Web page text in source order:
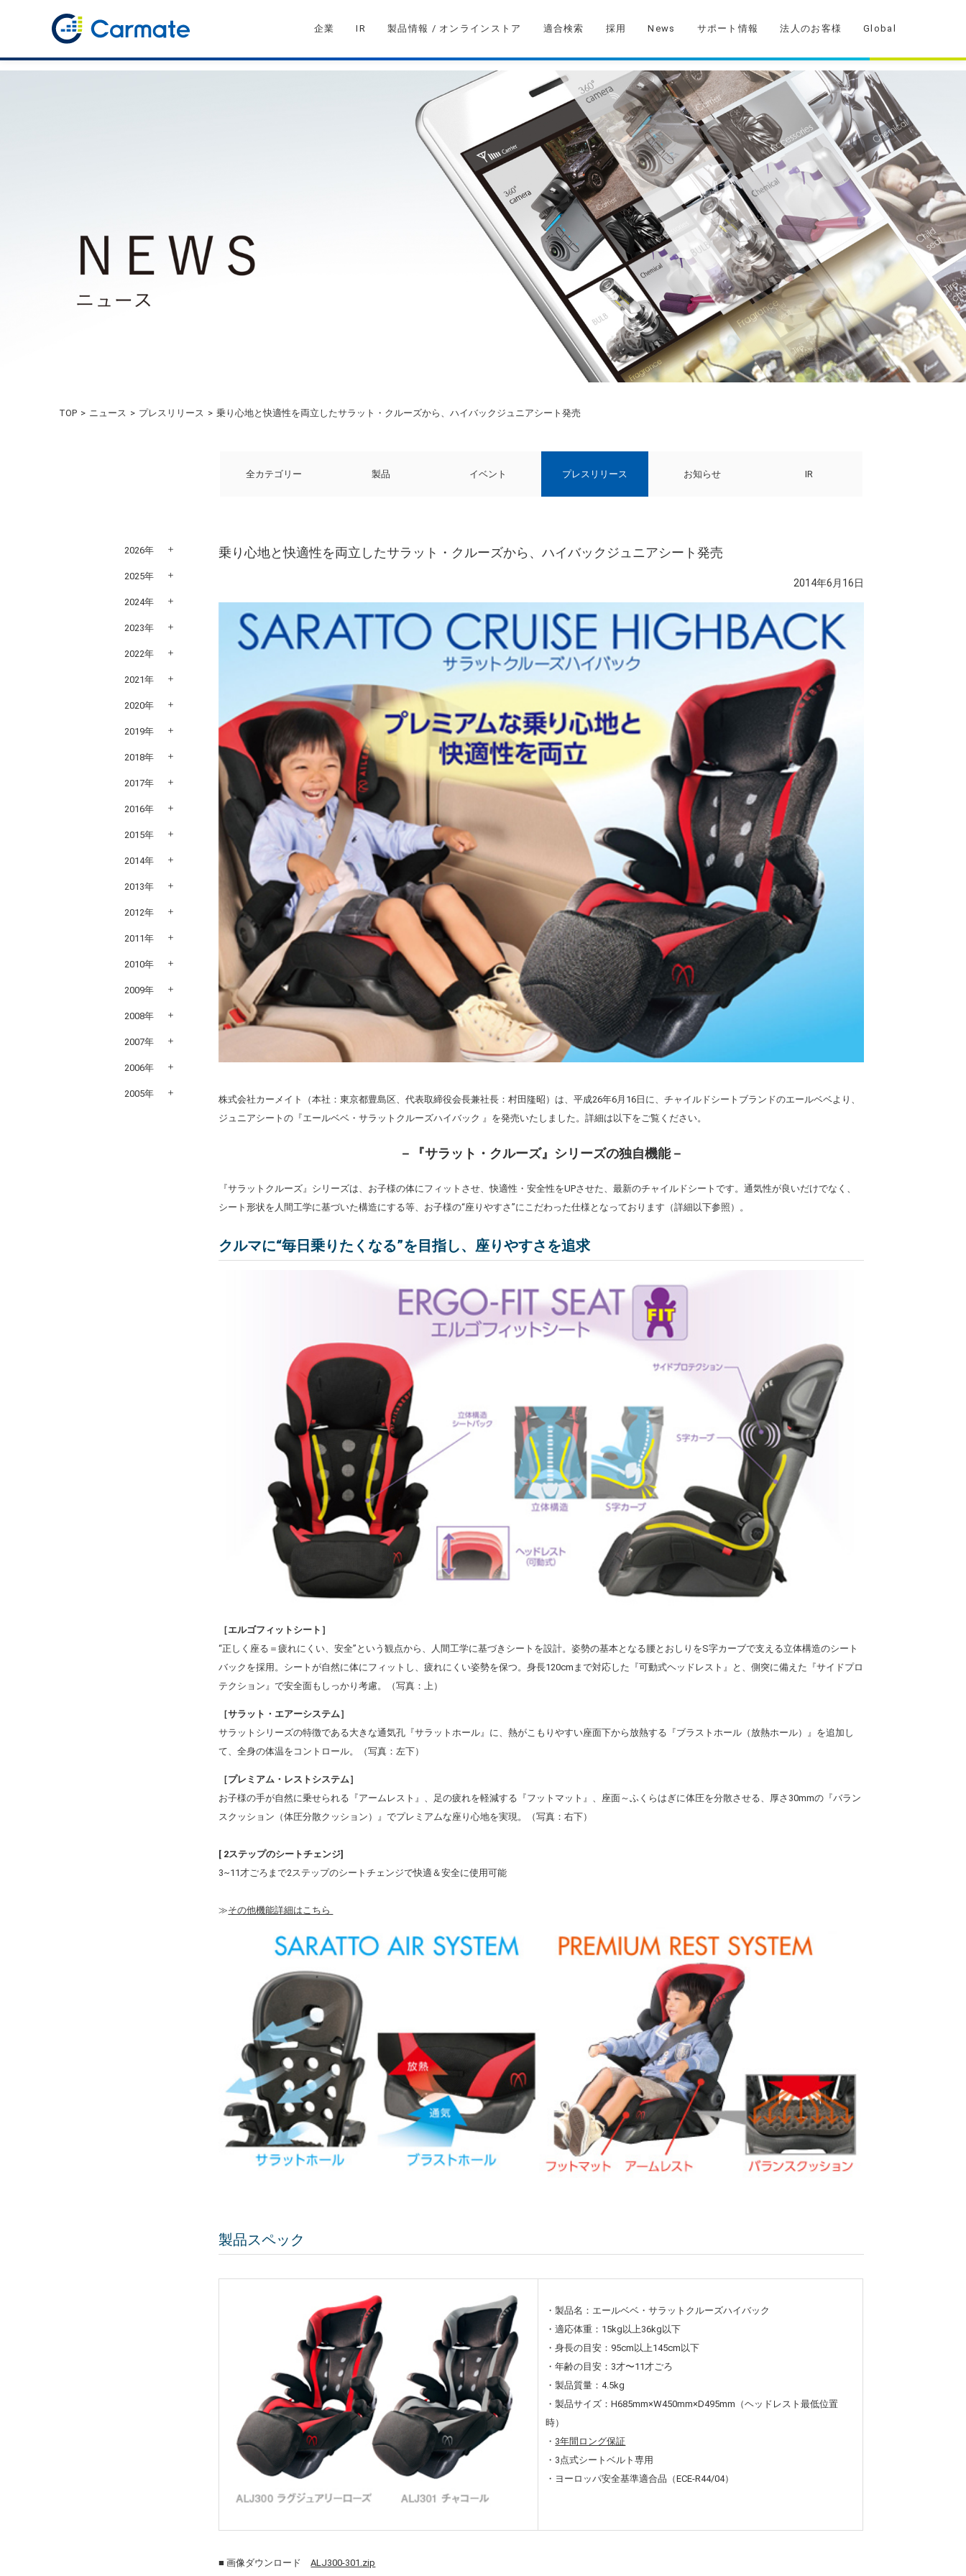
企業 IR 製品情報 / オンラインストア 適合検索 採用 News サポート情報 法人のお客様 Global
TOP ニュース プレスリリース 乗り心地と快適性を両立したサラット・クルーズから、ハイバックジュニアシート発売
全カテゴリー 製品 イベント プレスリリース お知らせ IR
乗り心地と快適性を両立したサラット・クルーズから、ハイバックジュニアシート発売
2014年6月16日
株式会社カーメイト（本社：東京都豊島区、代表取締役会長兼社長：村田隆昭）は、平成26年6月16日に、チャイルドシートブランドのエールベベより、
ジュニアシートの『エールベベ・サラットクルーズハイバック 』を発売いたしました。詳細は以下をご覧ください。
－『サラット・クルーズ』シリーズの独自機能－
『サラットクルーズ』シリーズは、お子様の体にフィットさせ、快適性・安全性をUPさせた、最新のチャイルドシートです。通気性が良いだけでなく、
シート形状を人間工学に基づいた構造にする等、お子様の“座りやすさ”にこだわった仕様となっております（詳細以下参照）。
クルマに“毎日乗りたくなる”を目指し、座りやすさを追求
［エルゴフィットシート］
“正しく座る＝疲れにくい、安全”という観点から、人間工学に基づきシートを設計。姿勢の基本となる腰とおしりをS字カーブで支える立体構造のシート
バックを採用。シートが自然に体にフィットし、疲れにくい姿勢を保つ。身長120cmまで対応した『可動式ヘッドレスト』と、側突に備えた『サイドプロ
テクション』で安全面もしっかり考慮。（写真：上）
［サラット・エアーシステム］
サラットシリーズの特徴である大きな通気孔『サラットホール』に、熱がこもりやすい座面下から放熱する『ブラストホール（放熱ホール）』を追加し
て、全身の体温をコントロール。（写真：左下）
［プレミアム・レストシステム］
お子様の手が自然に乗せられる『アームレスト』、足の疲れを軽減する『フットマット』、座面～ふくらはぎに体圧を分散させる、厚さ30mmの『バラン
スクッション（体圧分散クッション）』でプレミアムな座り心地を実現。（写真：右下）
[ 2ステップのシートチェンジ]
3~11才ごろまで2ステップのシートチェンジで快適＆安全に使用可能
≫その他機能詳細はこちら
製品スペック
・製品名：エールベベ・サラットクルーズハイバック
・適応体重：15kg以上36kg以下
・身長の目安：95cm以上145cm以下
・年齢の目安：3才〜11才ごろ
・製品質量：4.5kg
・製品サイズ：H685mm×W450mm×D495mm（ヘッドレスト最低位置
時）
・ 3年間ロング保証
・3点式シートベルト専用
・ヨーロッパ安全基準適合品（ECE-R44/04）
■ 画像ダウンロードALJ300-301.zip
2026年
2025年
2024年
2023年
2022年
2021年
2020年
2019年
2018年
2017年
2016年
2015年
2014年
2013年
2012年
2011年
2010年
2009年
2008年
2007年
2006年
2005年